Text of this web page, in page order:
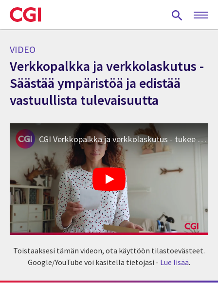
Skip
to
main
VIDEO
Verkkopalkka ja verkkolaskutus -
Säästää ympäristöä ja edistää
vastuullista tulevaisuutta
CGI Verkkopalkka ja verkkolaskutus - tukee ympäristöä ja vastuullista tulevaisuutta
Toistaaksesi tämän videon, ota käyttöön tilastoevästeet.
Google/YouTube voi käsitellä tietojasi - Lue lisää.